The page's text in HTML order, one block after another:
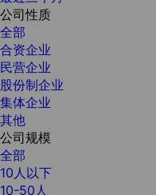
公司性质
全部
合资企业
民营企业
股份制企业
集体企业
其他
公司规模
全部
10人以下
10-50人